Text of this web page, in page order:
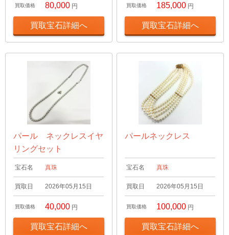
買取価格 80,000 円
買取宝石詳細へ
買取価格 185,000 円
買取宝石詳細へ
パール ネックレスイヤ
リングセット
宝石名 真珠
買取日 2026年05月15日
買取価格 40,000 円
買取宝石詳細へ
パールネックレス
宝石名 真珠
買取日 2026年05月15日
買取価格 100,000 円
買取宝石詳細へ